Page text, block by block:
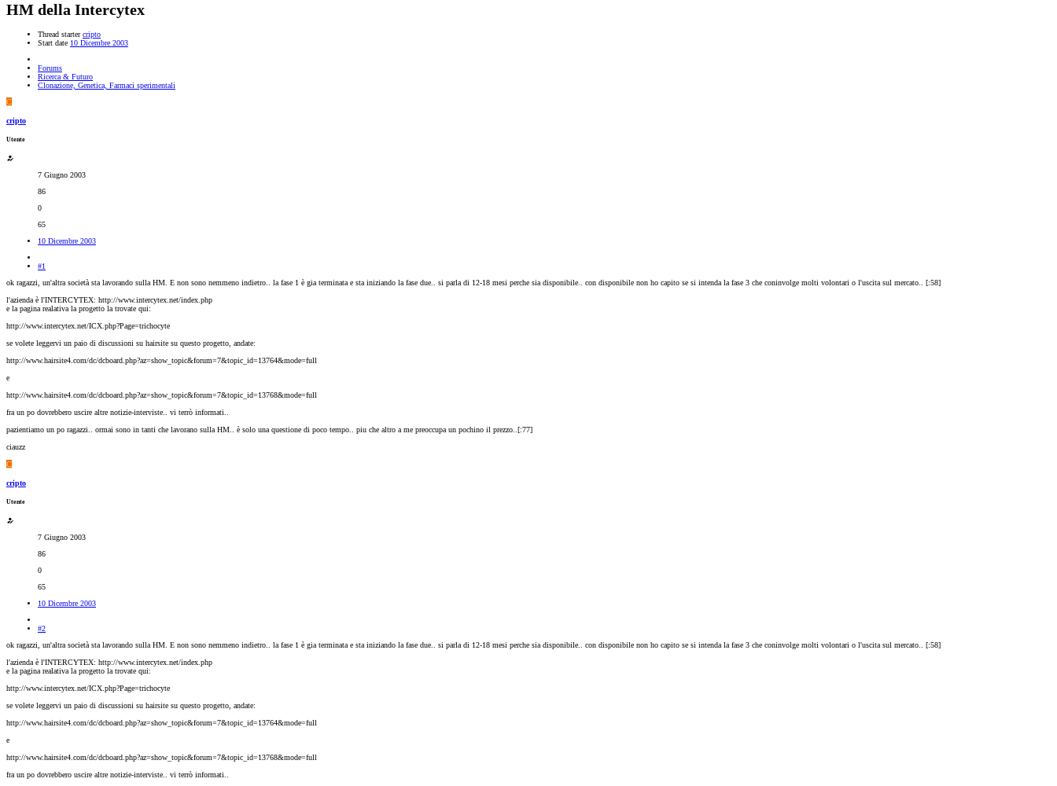
HM della Intercytex
Thread starter cripto
Start date 10 Dicembre 2003
Forums
Ricerca & Futuro
Clonazione, Genetica, Farmaci sperimentali
C
cripto
Utente
7 Giugno 2003
86
0
65
10 Dicembre 2003
#1
ok ragazzi, un'altra società sta lavorando sulla HM. E non sono nemmeno indietro.. la fase 1 è gia terminata e sta iniziando la fase due.. si parla di 12-18 mesi perche sia disponibile.. con disponibile non ho capito se si intenda la fase 3 che coninvolge molti volontari o l'uscita sul mercato.. [:58]
l'azienda è l'INTERCYTEX: http://www.intercytex.net/index.php
e la pagina realativa la progetto la trovate qui:
http://www.intercytex.net/ICX.php?Page=trichocyte
se volete leggervi un paio di discussioni su hairsite su questo progetto, andate:
http://www.hairsite4.com/dc/dcboard.php?az=show_topic&forum=7&topic_id=13764&mode=full
e
http://www.hairsite4.com/dc/dcboard.php?az=show_topic&forum=7&topic_id=13768&mode=full
fra un po dovrebbero uscire altre notizie-interviste.. vi terrò informati..
pazientiamo un po ragazzi.. ormai sono in tanti che lavorano sulla HM.. è solo una questione di poco tempo.. piu che altro a me preoccupa un pochino il prezzo..[:77]
ciauzz
C
cripto
Utente
7 Giugno 2003
86
0
65
10 Dicembre 2003
#2
ok ragazzi, un'altra società sta lavorando sulla HM. E non sono nemmeno indietro.. la fase 1 è gia terminata e sta iniziando la fase due.. si parla di 12-18 mesi perche sia disponibile.. con disponibile non ho capito se si intenda la fase 3 che coninvolge molti volontari o l'uscita sul mercato.. [:58]
l'azienda è l'INTERCYTEX: http://www.intercytex.net/index.php
e la pagina realativa la progetto la trovate qui:
http://www.intercytex.net/ICX.php?Page=trichocyte
se volete leggervi un paio di discussioni su hairsite su questo progetto, andate:
http://www.hairsite4.com/dc/dcboard.php?az=show_topic&forum=7&topic_id=13764&mode=full
e
http://www.hairsite4.com/dc/dcboard.php?az=show_topic&forum=7&topic_id=13768&mode=full
fra un po dovrebbero uscire altre notizie-interviste.. vi terrò informati..